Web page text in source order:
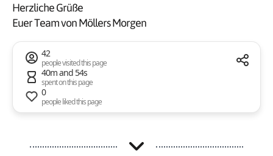
Herzliche Grüße
Euer Team von Möllers Morgen
42
people visited this page
40m and 54s
spent on this page
0
people liked this page